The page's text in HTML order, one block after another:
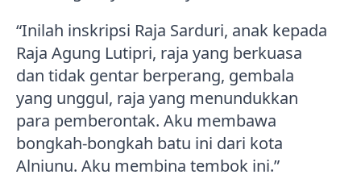
“Inilah inskripsi Raja Sarduri, anak kepada
Raja Agung Lutipri, raja yang berkuasa
dan tidak gentar berperang, gembala
yang unggul, raja yang menundukkan
para pemberontak. Aku membawa
bongkah-bongkah batu ini dari kota
Alniunu. Aku membina tembok ini.”